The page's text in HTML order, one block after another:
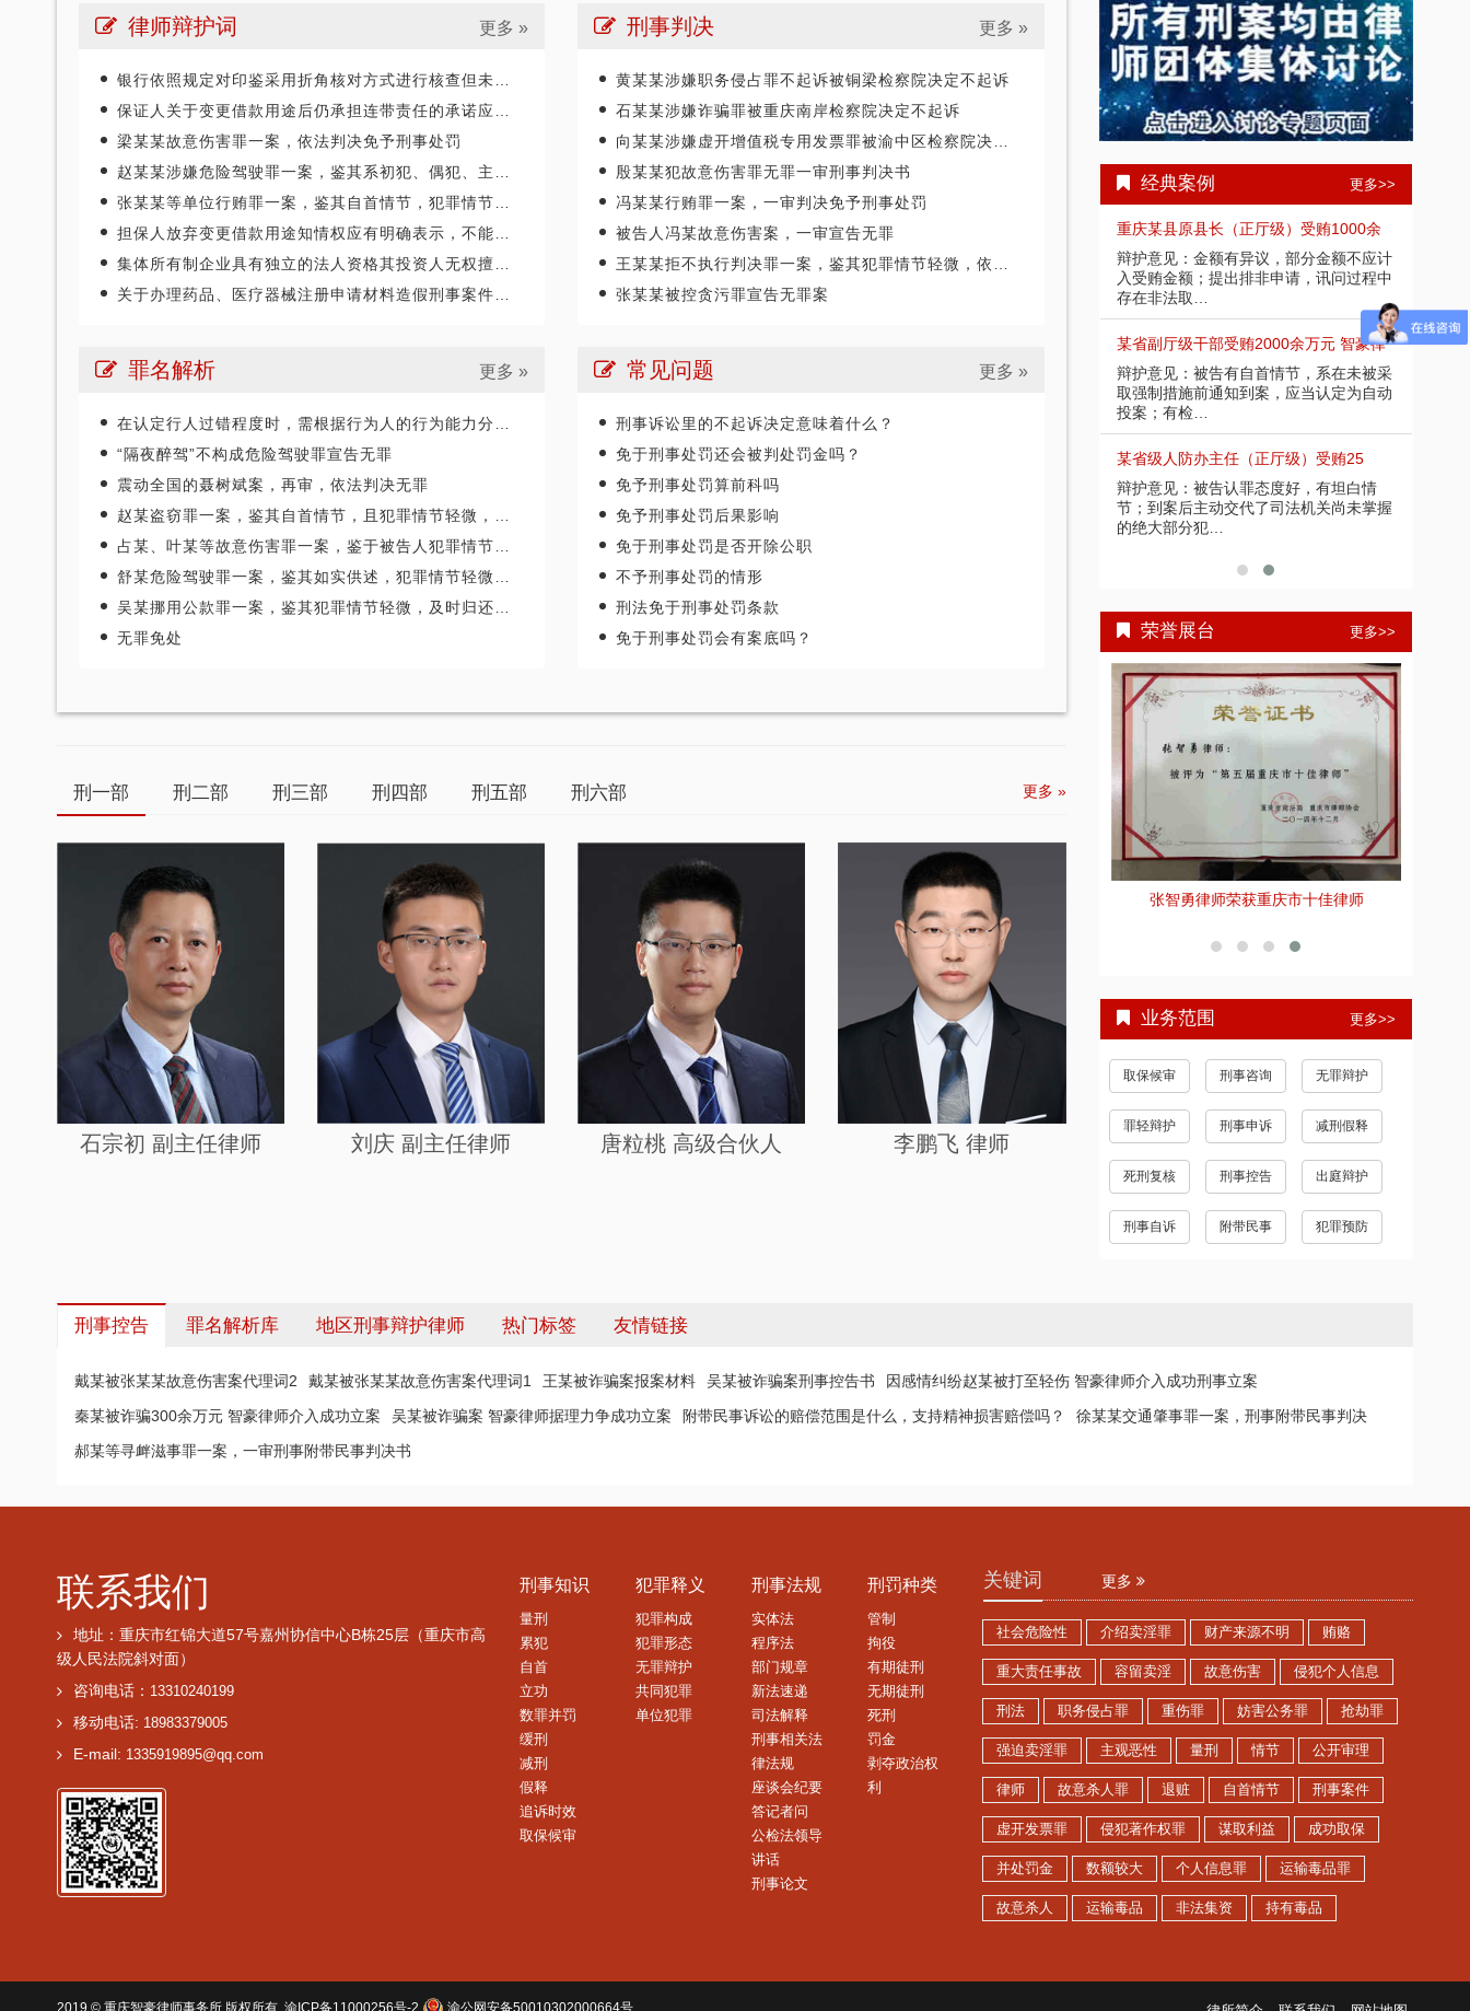
律师辩护词 更多 »
银行依照规定对印鉴采用折角核对方式进行核查但未发现问题,造成客户存款被骗取的,银行应当承担民事责任
保证人关于变更借款用途后仍承担连带责任的承诺应包括借新还旧
梁某某故意伤害罪一案，依法判决免予刑事处罚
赵某某涉嫌危险驾驶罪一案，鉴其系初犯、偶犯、主观恶性小、社会危害性不大，判决免予刑事处罚
张某某等单位行贿罪一案，鉴其自首情节，犯罪情节轻微，免予刑事处罚
担保人放弃变更借款用途知情权应有明确表示，不能以推定的方式确定保证人关于变更借款用途后仍承担担保责任的承诺
集体所有制企业具有独立的法人资格其投资人无权擅自处分其商标
关于办理药品、医疗器械注册申请材料造假刑事案件适用法律若干问题的解释
刑事判决 更多 »
黄某某涉嫌职务侵占罪不起诉被铜梁检察院决定不起诉
石某某涉嫌诈骗罪被重庆南岸检察院决定不起诉
向某某涉嫌虚开增值税专用发票罪被渝中区检察院决定不起诉
殷某某犯故意伤害罪无罪一审刑事判决书
冯某某行贿罪一案，一审判决免予刑事处罚
被告人冯某故意伤害案，一审宣告无罪
王某某拒不执行判决罪一案，鉴其犯罪情节轻微，依法判决免予刑事处罚
张某某被控贪污罪宣告无罪案
罪名解析 更多 »
在认定行人过错程度时，需根据行为人的行为能力分别判断
“隔夜醉驾”不构成危险驾驶罪宣告无罪
震动全国的聂树斌案，再审，依法判决无罪
赵某盗窃罪一案，鉴其自首情节，且犯罪情节轻微，依法判决免予刑事处罚
占某、叶某等故意伤害罪一案，鉴于被告人犯罪情节轻微，认罪态度良好，得到被害人及其家属谅解，依法判决免予刑事处罚
舒某危险驾驶罪一案，鉴其如实供述，犯罪情节轻微，依法判决免于刑事处罚
吴某挪用公款罪一案，鉴其犯罪情节轻微，及时归还公款，依法判决免予刑事处罚
无罪免处
常见问题 更多 »
刑事诉讼里的不起诉决定意味着什么？
免于刑事处罚还会被判处罚金吗？
免予刑事处罚算前科吗
免予刑事处罚后果影响
免于刑事处罚是否开除公职
不予刑事处罚的情形
刑法免于刑事处罚条款
免于刑事处罚会有案底吗？
刑一部 刑二部 刑三部 刑四部 刑五部 刑六部 更多 »
石宗初 副主任律师 刘庆 副主任律师 唐粒桃 高级合伙人 李鹏飞 律师
经典案例 更多>>
四川“黑老大”刘汉刘维全国特大涉黑
2014年5月23日，湖北省咸宁市中级人民
法院对刘汉、刘维等36名被告人组织、领
导、参加黑社会…
辩护意见：失控不实，李某客观上不具有
到保管财物…
重庆某县原县长（正厅级）受贿案 智
辩护意见：金额有争议，提出排非申请，
讯问过程存在非法取证行为，相应供诉应
排除，被告…
重庆某县原县长（正厅级）受贿1000余
辩护意见：金额有异议，部分金额不应计
入受贿金额；提出排非申请，讯问过程中
存在非法取…
辩护意见：被告有自首情节，系在未被采
某省级人防办主任（正厅级）受贿25
辩护意见：被告认罪态度好，有坦白情
节；到案后主动交代了司法机关尚未掌握
的绝大部分犯…
四川“黑老大”刘汉刘维全国特大涉黑
2014年5月23日，湖北省咸宁市中级人民
法院对刘汉、刘维等36名被告人组织、领
导、参加黑社会…
辩护意见：失控不实，李某客观上不具有
到保管财物…
重庆某县原县长（正厅级）受贿案 智
重庆某县原县长（正厅级）受贿1000余
辩护意见：金额有异议，部分金额不应计
入受贿金额；提出排非申请，讯问过程中
存在非法取…
某省副厅级干部受贿2000余万元 智豪律
辩护意见：被告有自首情节，系在未被采
取强制措施前通知到案，应当认定为自动
投案；有检…
某省级人防办主任（正厅级）受贿25
辩护意见：被告认罪态度好，有坦白情
节；到案后主动交代了司法机关尚未掌握
的绝大部分犯…
李某
荣誉展台 更多>>
勇律师荣获重庆市十佳律师
重庆智豪律师事务所荣获司法部颁发“全国
张智勇律师荣获全国优秀律师
张智勇律师获得“年度最佳刑事辩护律师”荣
誉称号
张智勇律师荣获重庆市十佳律师
业务范围 更多>>
取保候审 刑事咨询 无罪辩护
罪轻辩护 刑事申诉 减刑假释
死刑复核 刑事控告 出庭辩护
刑事自诉 附带民事 犯罪预防
刑事控告 罪名解析库 地区刑事辩护律师 热门标签 友情链接
戴某被张某某故意伤害案代理词2 戴某被张某某故意伤害案代理词1 王某被诈骗案报案材料 吴某被诈骗案刑事控告书
因感情纠纷赵某被打至轻伤 智豪律师介入成功刑事立案
秦某被诈骗300余万元 智豪律师介入成功立案
吴某被诈骗案 智豪律师据理力争成功立案 附带民事诉讼的赔偿范围是什么，支持精神损害赔偿吗？
徐某某交通肇事罪一案，刑事附带民事判决
郝某等寻衅滋事罪一案，一审刑事附带民事判决书
联系我们
地址：重庆市红锦大道57号嘉州协信中心B栋25层（重庆市高
级人民法院斜对面）
咨询电话： 13310240199
移动电话: 18983379005
E-mail: 1335919895@qq.com
刑事知识
量刑
累犯
自首
立功
数罪并罚
缓刑
减刑
假释
追诉时效
取保候审
犯罪释义
犯罪构成
犯罪形态
无罪辩护
共同犯罪
单位犯罪
刑事法规
实体法
程序法
部门规章
新法速递
司法解释
刑事相关法
律法规
座谈会纪要
答记者问
公检法领导
讲话
刑事论文
刑罚种类
管制
拘役
有期徒刑
无期徒刑
死刑
罚金
剥夺政治权
利
关键词 更多
社会危险性 介绍卖淫罪 财产来源不明 贿赂
重大责任事故 容留卖淫 故意伤害 侵犯个人信息
刑法 职务侵占罪 重伤罪 妨害公务罪 抢劫罪
强迫卖淫罪 主观恶性 量刑 情节 公开审理
律师 故意杀人罪 退赃 自首情节 刑事案件
虚开发票罪 侵犯著作权罪 谋取利益 成功取保
并处罚金 数额较大 个人信息罪 运输毒品罪
故意杀人 运输毒品 非法集资 持有毒品
2019 © 重庆智豪律师事务所 版权所有. 渝ICP备11000256号-2 渝公网安备50010302000664号